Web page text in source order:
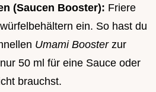
(Saucen Booster): Friere
ein. So hast du
Umami Booster zur
50 ml für eine Sauce oder
brauchst.